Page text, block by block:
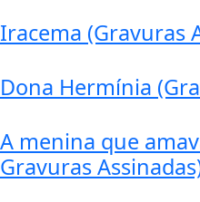
Iracema (Gravuras
Dona Hermínia
A menina que
Gravuras